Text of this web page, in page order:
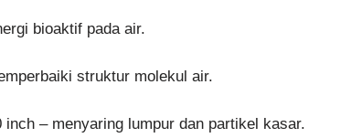
bioaktif pada air.
struktur molekul air.
inch – menyaring lumpur dan partikel kasar.